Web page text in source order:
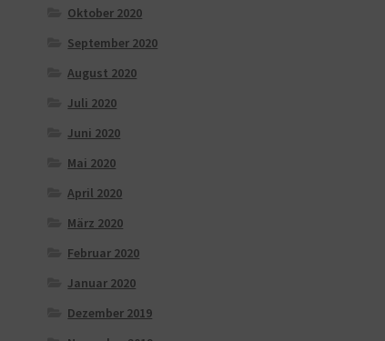
Oktober 2020
September 2020
August 2020
Juli 2020
Juni 2020
Mai 2020
April 2020
März 2020
Februar 2020
Januar 2020
Dezember 2019